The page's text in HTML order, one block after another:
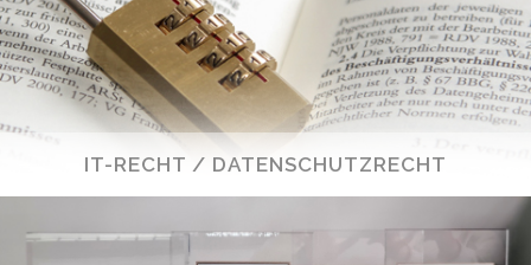
IT-RECHT / DATENSCHUTZRECHT